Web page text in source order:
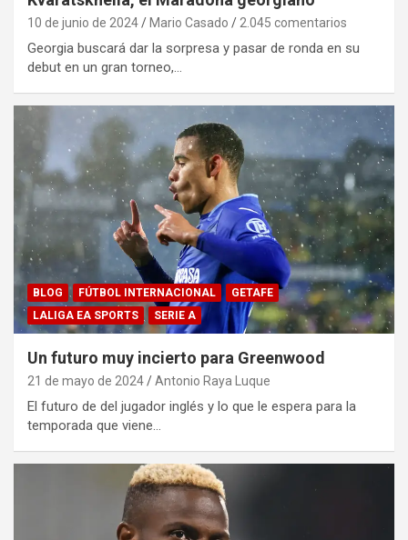
10 de junio de 2024 Mario Casado 2.045 comentarios
Georgia buscará dar la sorpresa y pasar de ronda en su
debut en un gran torneo,…
BLOG FÚTBOL INTERNACIONAL
GETAFE
LALIGA EA SPORTS
SERIE A
Un futuro muy incierto para Greenwood
21 de mayo de 2024 Antonio Raya Luque
El futuro de del jugador inglés y lo que le espera para la
temporada que viene…